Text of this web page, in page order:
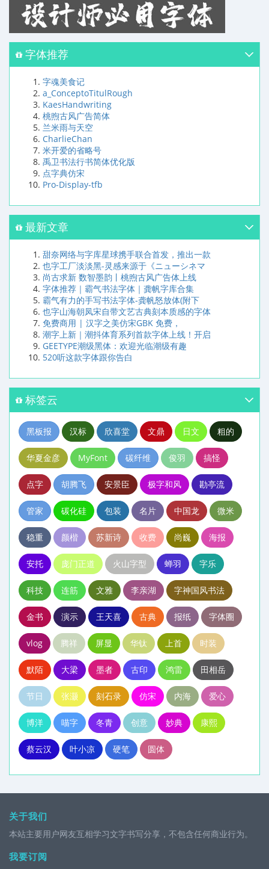
字体推荐
字魂美食记
a_ConceptoTitulRough
KaesHandwriting
桃煦古风广告简体
兰米雨与天空
CharlieChan
米开爱的省略号
禹卫书法行书简体优化版
点字典仿宋
Pro-Display-tfb
最新文章
甜奈网络与字库星球携手联合首发，推出一款
也字工厂淡淡黑-灵感来源于《ニューシネマ
尚古求新 数智墨韵丨桃煦古风广告体上线
字体推荐｜霸气书法字体｜龚帆字库合集
霸气有力的手写书法字体-龚帆怒放体(附下
也字山海朝凤宋自带文艺古典刻本质感的字体
免费商用 | 汉字之美仿宋GBK 免费，
潮字上新｜潮抖体育系列首款字体上线！开启
GEETYPE潮级黑体：欢迎光临潮级有趣
520听这款字体跟你告白
标签云
黑板报 汉标 欣喜堂 文鼎 日文 粗的
华夏金彦 MyFont 碳纤维 俊羽 搞怪
点字 胡腾飞 安景臣 极字和风 勘亭流
管家 碳化硅 包装 名片 中国龙 微米
稳重 颜楷 苏新诗 收费 尚巍 海报
安托 庞门正道 火山字型 蝉羽 字乐
科技 连筋 文雅 李亲湖 字神国风书法
金书 演示 王天喜 古典 报纸 字体圈
vlog 腾祥 屏显 华钛 上首 时装
默陌 大梁 墨者 古印 鸿雷 田相岳
节日 张灏 刻石录 仿宋 内海 爱心
博洋 喵字 冬青 创意 妙典 康熙
蔡云汉 叶小凉 硬笔 圆体
关于我们
本站主要用户网友互相学习文字书写分享，不包含任何商业行为。
我要订阅